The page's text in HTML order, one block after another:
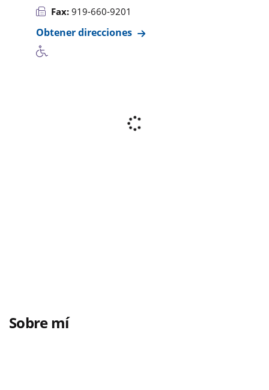
Fax: 919-660-9201
Obtener direcciones
Sobre mí